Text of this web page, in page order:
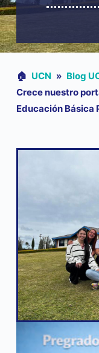
🏠︎ UCN » Blog
Crece nuestro
Educación Básica